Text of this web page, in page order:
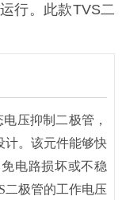
行。此款TVS二
压抑制二极管，
计。该元件能够快
电路损坏或不稳
二极管的工作电压